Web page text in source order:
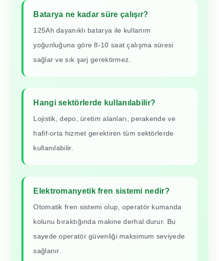
Batarya ne kadar süre çalışır?
125Ah dayanıklı batarya ile kullanım
yoğunluğuna göre 8-10 saat çalışma süresi
sağlar ve sık şarj gerektirmez.
Hangi sektörlerde kullanılabilir?
Lojistik, depo, üretim alanları, perakende ve
hafif-orta hizmet gerektiren tüm sektörlerde
kullanılabilir.
Elektromanyetik fren sistemi nedir?
Otomatik fren sistemi olup, operatör kumanda
kolunu bıraktığında makine derhal durur. Bu
sayede operatör güvenliği maksimum seviyede
sağlanır.